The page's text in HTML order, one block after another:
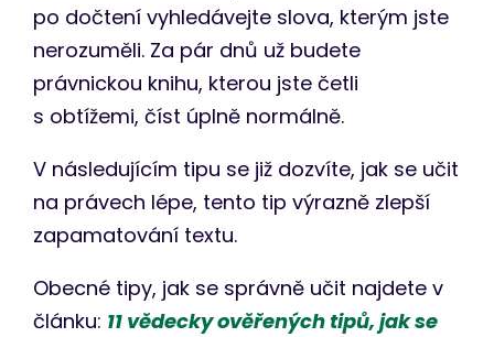
po dočtení vyhledávejte slova, kterým jste
nerozuměli. Za pár dnů už budete
právnickou knihu, kterou jste četli
s obtížemi, číst úplně normálně.
V následujícím tipu se již dozvíte, jak se učit
na právech lépe, tento tip výrazně zlepší
zapamatování textu.
Obecné tipy, jak se správně učit najdete v
článku: 11 vědecky ověřených tipů, jak se